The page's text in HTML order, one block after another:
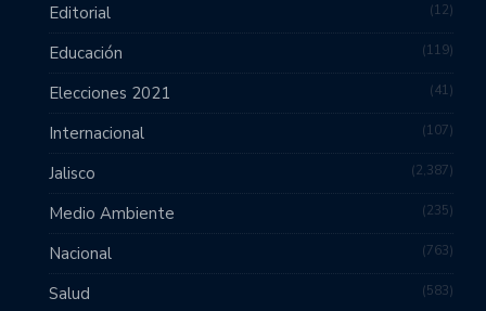
Editorial 12
Educación 119
Elecciones 2021 41
Internacional 107
Jalisco 2,387
Medio Ambiente 235
Nacional 763
Salud 583